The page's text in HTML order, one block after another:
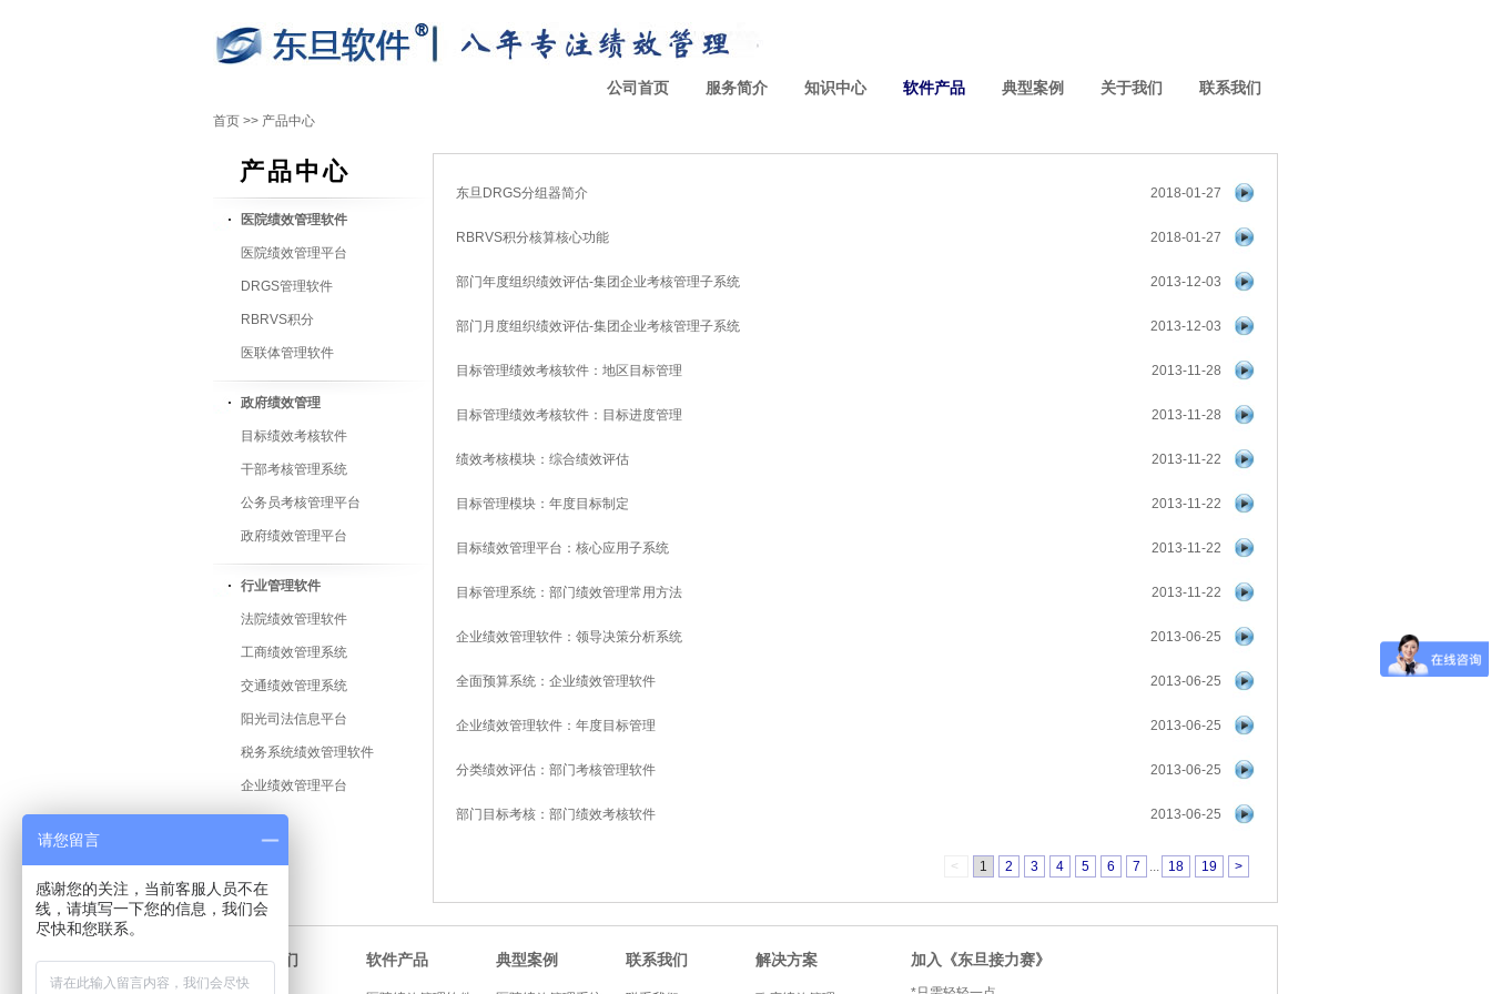
公司首页 服务简介 知识中心 软件产品 典型案例 关于我们 联系我们
首页 >> 产品中心
产品中心
医院绩效管理软件
医院绩效管理平台
DRGS管理软件
RBRVS积分
医联体管理软件
政府绩效管理
目标绩效考核软件
干部考核管理系统
公务员考核管理平台
政府绩效管理平台
行业管理软件
法院绩效管理软件
工商绩效管理系统
交通绩效管理系统
阳光司法信息平台
税务系统绩效管理软件
企业绩效管理平台
东旦DRGS分组器简介 2018-01-27
RBRVS积分核算核心功能 2018-01-27
部门年度组织绩效评估-集团企业考核管理子系统 2013-12-03
部门月度组织绩效评估-集团企业考核管理子系统 2013-12-03
目标管理绩效考核软件：地区目标管理 2013-11-28
目标管理绩效考核软件：目标进度管理 2013-11-28
绩效考核模块：综合绩效评估 2013-11-22
目标管理模块：年度目标制定 2013-11-22
目标绩效管理平台：核心应用子系统 2013-11-22
目标管理系统：部门绩效管理常用方法 2013-11-22
企业绩效管理软件：领导决策分析系统 2013-06-25
全面预算系统：企业绩效管理软件 2013-06-25
企业绩效管理软件：年度目标管理 2013-06-25
分类绩效评估：部门考核管理软件 2013-06-25
部门目标考核：部门绩效考核软件 2013-06-25
< 1 2 3 4 5 6 7 ... 18 19 >
关于我们 软件产品 典型案例 联系我们 解决方案 加入《东旦接力赛》
请您留言
感谢您的关注，当前客服人员不在
线，请填写一下您的信息，我们会
尽快和您联系。